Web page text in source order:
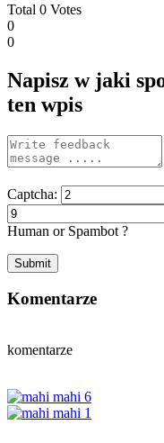
Total 0 Votes
0
0
Napisz w jaki
ten wpis
Captcha:
Human or Spambot ?
Komentarze
komentarze